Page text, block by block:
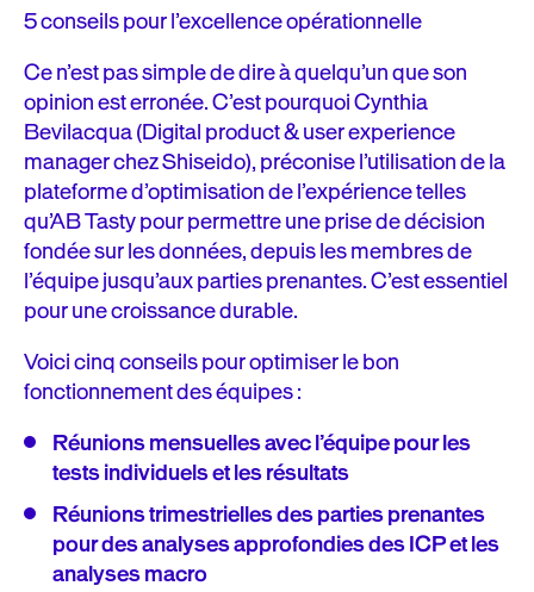
5 conseils pour l’excellence opérationnelle
Ce n’est pas simple de dire à quelqu’un que son
opinion est erronée. C’est pourquoi Cynthia
Bevilacqua (Digital product & user experience
manager chez Shiseido), préconise l’utilisation de la
plateforme d’optimisation de l’expérience telles
qu’AB Tasty pour permettre une prise de décision
fondée sur les données, depuis les membres de
l’équipe jusqu’aux parties prenantes. C’est essentiel
pour une croissance durable.
Voici cinq conseils pour optimiser le bon
fonctionnement des équipes :
Réunions mensuelles avec l’équipe pour les
tests individuels et les résultats
Réunions trimestrielles des parties prenantes
pour des analyses approfondies des ICP et les
analyses macro